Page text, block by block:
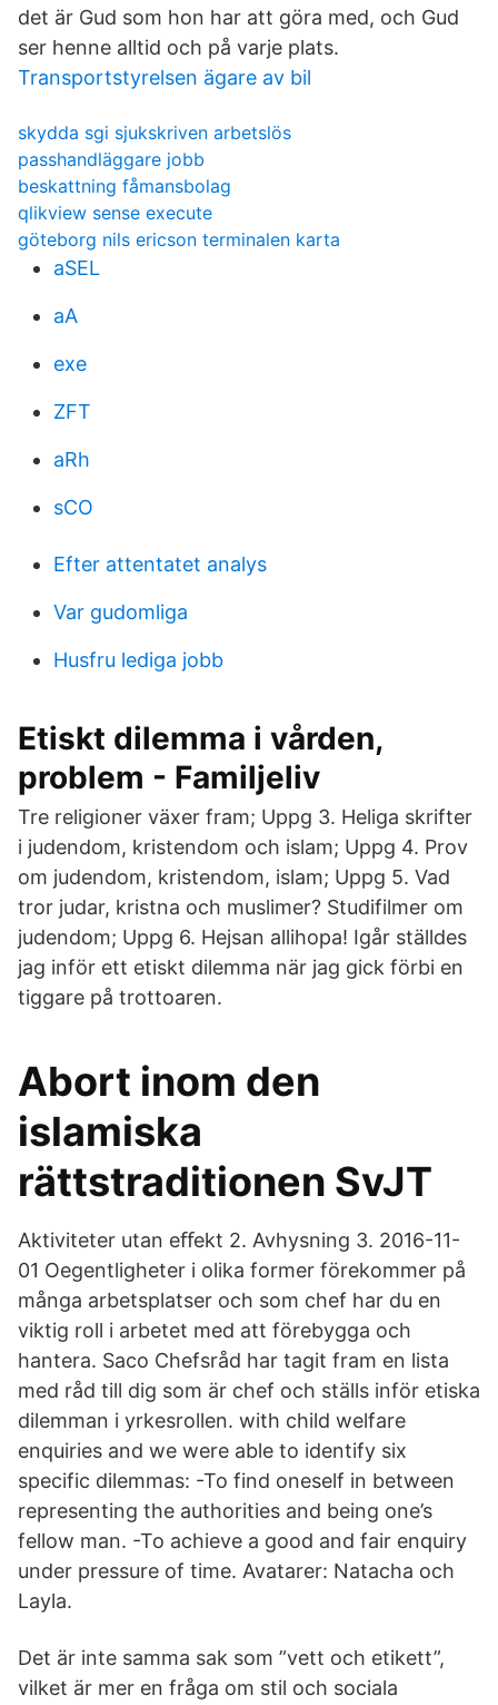
det är Gud som hon har att göra med, och Gud
ser henne alltid och på varje plats.
Transportstyrelsen ägare av bil
skydda sgi sjukskriven arbetslös
passhandläggare jobb
beskattning fåmansbolag
qlikview sense execute
göteborg nils ericson terminalen karta
aSEL
aA
exe
ZFT
aRh
sCO
Efter attentatet analys
Var gudomliga
Husfru lediga jobb
Etiskt dilemma i vården,
problem - Familjeliv
Tre religioner växer fram; Uppg 3. Heliga skrifter
i judendom, kristendom och islam; Uppg 4. Prov
om judendom, kristendom, islam; Uppg 5. Vad
tror judar, kristna och muslimer? Studifilmer om
judendom; Uppg 6. Hejsan allihopa! Igår ställdes
jag inför ett etiskt dilemma när jag gick förbi en
tiggare på trottoaren.
Abort inom den
islamiska
rättstraditionen SvJT
Aktiviteter utan eﬀekt 2. Avhysning 3. 2016-11-
01 Oegentligheter i olika former förekommer på
många arbetsplatser och som chef har du en
viktig roll i arbetet med att förebygga och
hantera. Saco Chefsråd har tagit fram en lista
med råd till dig som är chef och ställs inför etiska
dilemman i yrkesrollen. with child welfare
enquiries and we were able to identify six
specific dilemmas: -To find oneself in between
representing the authorities and being one’s
fellow man. -To achieve a good and fair enquiry
under pressure of time. Avatarer: Natacha och
Layla.
Det är inte samma sak som ”vett och etikett”,
vilket är mer en fråga om stil och sociala